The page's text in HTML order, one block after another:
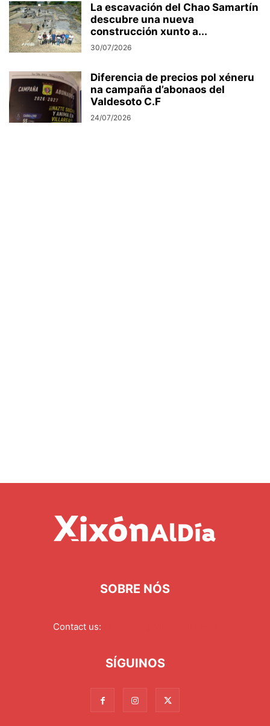
La escavación del Chao Samartín
descubre una nueva
construcción xunto a...
30/07/2026
Diferencia de precios pol xéneru
na campaña d’abonaos del
Valdesoto C.F
24/07/2026
SOBRE NÓS
Contact us:
SÍGUINOS